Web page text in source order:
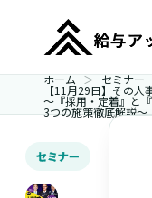
ホーム セミナー
【11月29日】その
～『採用・定着』と
3つの施策徹底解説～
セミナー